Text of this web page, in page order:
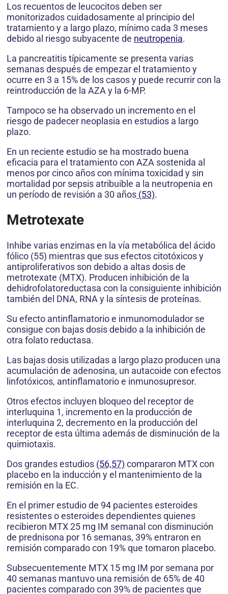
Los recuentos de leucocitos deben ser
monitorizados cuidadosamente al principio del
tratamiento y a largo plazo, mínimo cada 3 meses
debido al riesgo subyacente de neutropenia.
La pancreatitis típicamente se presenta varias
semanas después de empezar el tratamiento y
ocurre en 3 a 15% de los casos y puede recurrir con la
reintroducción de la AZA y la 6-MP.
Tampoco se ha observado un incremento en el
riesgo de padecer neoplasia en estudios a largo
plazo.
En un reciente estudio se ha mostrado buena
eficacia para el tratamiento con AZA sostenida al
menos por cinco años con mínima toxicidad y sin
mortalidad por sepsis atribuible a la neutropenia en
un período de revisión a 30 años (53).
Metrotexate
Inhibe varias enzimas en la vía metabólica del ácido
fólico (55) mientras que sus efectos citotóxicos y
antiproliferativos son debido a altas dosis de
metrotexate (MTX). Producen inhibición de la
dehidrofolatoreductasa con la consiguiente inhibición
también del DNA, RNA y la síntesis de proteínas.
Su efecto antinflamatorio e inmunomodulador se
consigue con bajas dosis debido a la inhibición de
otra folato reductasa.
Las bajas dosis utilizadas a largo plazo producen una
acumulación de adenosina, un autacoide con efectos
linfotóxicos, antinflamatorio e inmunosupresor.
Otros efectos incluyen bloqueo del receptor de
interluquina 1, incremento en la producción de
interluquina 2, decremento en la producción del
receptor de esta última además de disminución de la
quimiotaxis.
Dos grandes estudios (56,57) compararon MTX con
placebo en la inducción y el mantenimiento de la
remisión en la EC.
En el primer estudio de 94 pacientes esteroides
resistentes o esteroides dependientes quienes
recibieron MTX 25 mg IM semanal con disminución
de prednisona por 16 semanas, 39% entraron en
remisión comparado con 19% que tomaron placebo.
Subsecuentemente MTX 15 mg IM por semana por
40 semanas mantuvo una remisión de 65% de 40
pacientes comparado con 39% de pacientes que